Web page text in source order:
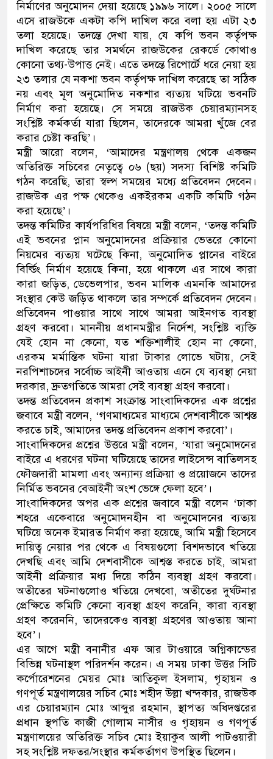
নির্মাণের অনুমোদন দেয়া হয়েছে ১৯৯৬ সালে। ২০০৫ সালে
এসে রাজউকে একটা কপি দাখিল করে বলা হয় এটা ২৩
তলা হয়েছে। তদন্তে দেখা যায়, যে কপি ভবন কর্তৃপক্ষ
দাখিল করেছে তার সমর্থনে রাজউকের রেকর্ডে কোথাও
কোনো তথ্য-উপাত্ত নেই। এতে তদন্তে রিপোর্টে ধরে নেয়া হয়
২৩ তলার যে নকশা ভবন কর্তৃপক্ষ দাখিল করেছে তা সঠিক
নয় এবং মূল অনুমোদিত নকশার ব্যত্যয় ঘটিয়ে ভবনটি
নির্মাণ করা হয়েছে। সে সময়ে রাজউক চেয়ারম্যানসহ
সংশ্লিষ্ট কর্মকর্তা যারা ছিলেন, তাদেরকে আমরা খুঁজে বের
করার চেষ্টা করছি’।
মন্ত্রী আরো বলেন, ‘আমাদের মন্ত্রণালয় থেকে একজন
অতিরিক্ত সচিবের নেতৃত্বে ০৬ (ছয়) সদস্য বিশিষ্ট কমিটি
গঠন করেছি, তারা স্বল্প সময়ের মধ্যে প্রতিবেদন দেবেন।
রাজউক এর পক্ষ থেকেও একইরকম একটি কমিটি গঠন
করা হয়েছে’।
তদন্ত কমিটির কার্যপরিধির বিষয়ে মন্ত্রী বলেন, ‘তদন্ত কমিটি
এই ভবনের প্লান অনুমোদনের প্রক্রিয়ার ভেতরে কোনো
নিয়মের ব্যত্যয় ঘটেছে কিনা, অনুমোদিত প্লানের বাইরে
বির্ল্ডিং নির্মাণ হয়েছে কিনা, হয়ে থাকলে এর সাথে কারা
কারা জড়িত, ডেভেলপার, ভবন মালিক এমনকি আমাদের
সংস্থার কেউ জড়িত থাকলে তার সম্পর্কে প্রতিবেদন দেবেন।
প্রতিবেদন পাওয়ার সাথে সাথে আমরা আইনগত ব্যবস্থা
গ্রহণ করবো। মাননীয় প্রধানমন্ত্রীর নির্দেশ, সংশ্লিষ্ট ব্যক্তি
যেই হোন না কেনো, যত শক্তিশালীই হোন না কেনো,
এরকম মর্মান্তিক ঘটনা যারা টাকার লোভে ঘটায়, সেই
নরপিশাচদের সর্বোচ্চ আইনী আওতায় এনে যে ব্যবস্থা নেয়া
দরকার, দ্রুতগতিতে আমরা সেই ব্যবস্থা গ্রহণ করবো।
তদন্ত প্রতিবেদন প্রকাশ সংক্রান্ত সাংবাদিকদের এক প্রশ্নের
জবাবে মন্ত্রী বলেন, ‘গণমাধ্যমের মাধ্যমে দেশবাসীকে আশ্বস্ত
করতে চাই, আমাদের তদন্ত প্রতিবেদন প্রকাশ করবো’।
সাংবাদিকদের প্রশ্নের উত্তরে মন্ত্রী বলেন, ‘যারা অনুমোদনের
বাইরে এ ধরণের ঘটনা ঘটিয়েছে তাদের লাইসেন্স বাতিলসহ
ফৌজদারী মামলা এবং অন্যান্য প্রক্রিয়া ও প্রয়োজনে তাদের
নির্মিত ভবনের বেআইনী অংশ ভেঙ্গে ফেলা হবে’।
সাংবাদিকদের অপর এক প্রশ্নের জবাবে মন্ত্রী বলেন ‘ঢাকা
শহরে একেবারে অনুমোদনহীন বা অনুমোদনের ব্যত্যয়
ঘটিয়ে অনেক ইমারত নির্মাণ করা হয়েছে, আমি মন্ত্রী হিসেবে
দায়িত্ব নেয়ার পর থেকে এ বিষয়গুলো বিশদভাবে খতিয়ে
দেখছি এবং আমি দেশবাসীকে আশ্বস্ত করতে চাই, আমরা
আইনী প্রক্রিয়ার মধ্য দিয়ে কঠিন ব্যবস্থা গ্রহণ করবো।
অতীতের ঘটনাগুলোও খতিয়ে দেখবো, অতীতের দুর্ঘটনার
প্রেক্ষিতে কমিটি কেনো ব্যবস্থা গ্রহণ করেনি, কারা ব্যবস্থা
গ্রহণ করেননি, তাদেরকেও ব্যবস্থা গ্রহণের আওতায় আনা
হবে’।
এর আগে মন্ত্রী বনানীর এফ আর টাওয়ারে অগ্নিকান্ডের
বিভিন্ন ঘটনাস্থল পরিদর্শন করেন। এ সময় ঢাকা উত্তর সিটি
কর্পোরেশনের মেয়র মোঃ আতিকুল ইসলাম, গৃহায়ন ও
গণপূর্ত মন্ত্রণালয়ের সচিব মোঃ শহীদ উল্লা খন্দকার, রাজউক
এর চেয়ারম্যান মোঃ আব্দুর রহমান, স্থাপত্য অধিদপ্তরের
প্রধান স্থপতি কাজী গোলাম নাসীর ও গৃহায়ন ও গণপূর্ত
মন্ত্রণালয়ের অতিরিক্ত সচিব মোঃ ইয়াকুব আলী পাটওয়ারী
সহ সংশ্লিষ্ট দফতর/সংস্থার কর্মকর্তাগণ উপস্থিত ছিলেন।